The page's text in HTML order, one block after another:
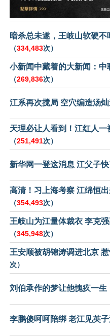
暗杀总未遂，王岐山软硬不
（334,483次）
小新闻中藏着的大新闻：中
（269,836次）
江系再次搅局 空穴编造汤灿
天理必让人看到！江红人一
（251,491次）
新华网一登这消息 江父子快
高清！习上海考察 江绵恒
（354,493次）
王岐山为江量体裁衣 李克
（345,948次）
王安顺被胡锦涛调进北京
次）
刘伯承作的梦让他愧疚一生
李鹏傻呵呵陪绑 老江见英